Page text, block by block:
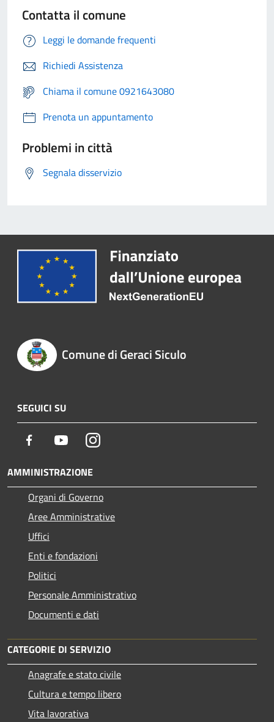
Contatta il comune
Leggi le domande frequenti
Richiedi Assistenza
Chiama il comune 0921643080
Prenota un appuntamento
Problemi in città
Segnala disservizio
Comune di Geraci Siculo
SEGUICI SU
Facebook YoutubeInstagram
AMMINISTRAZIONE
Organi di Governo
Aree Amministrative
Uffici
Enti e fondazioni
Politici
Personale Amministrativo
Documenti e dati
CATEGORIE DI SERVIZIO
Anagrafe e stato civile
Cultura e tempo libero
Vita lavorativa